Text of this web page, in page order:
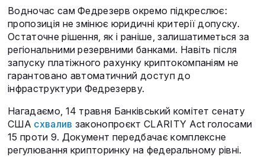
Водночас сам Федрезерв окремо підкреслює:
пропозиція не змінює юридичні критерії допуску.
Остаточне рішення, як і раніше, залишатиметься за
регіональними резервними банками. Навіть після
запуску платіжного рахунку криптокомпаніям не
гарантовано автоматичний доступ до
інфраструктури Федрезерву.
Нагадаємо, 14 травня Банківський комітет сенату
США схвалив законопроєкт CLARITY Act голосами
15 проти 9. Документ передбачає комплексне
регулювання крипторинку на федеральному рівні.